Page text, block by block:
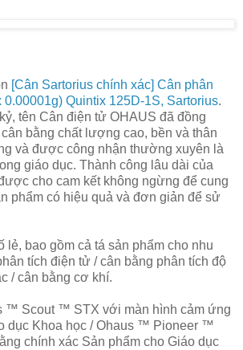
[Cân Sartorius chính xác] Cân phân
0.00001g) Quintix 125D-1S, Sartorius.
tên Cân điện tử OHAUS đã đồng
bằng chất lượng cao, bền và thân
và được công nhận thường xuyên là
giáo dục. Thành công lâu dài của
cho cam kết không ngừng để cung
phẩm có hiệu quả và đơn giản để sử
lẻ, bao gồm cả tá sản phẩm cho nhu
tích điện tử / cân bằng phân tích độ
/ cân bằng cơ khí.
™ Scout ™ STX với màn hình cảm ứng
dục Khoa học / Ohaus ™ Pioneer ™
chính xác Sản phẩm cho Giáo dục